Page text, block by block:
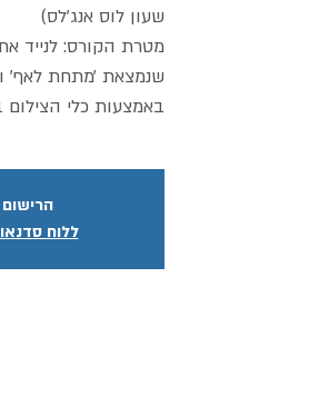
מטרת הקורס: לנייד
שנמצאת ׳מתחת לאף׳
באמצעות כלי הצילום
ללוח